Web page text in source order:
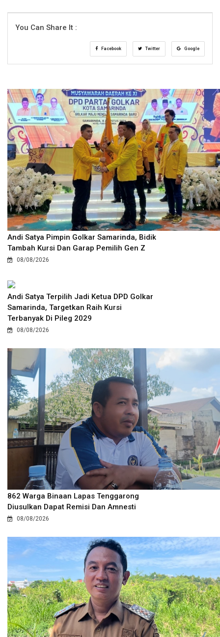
You Can Share It :
Facebook Twitter Google
Andi Satya Pimpin Golkar Samarinda, Bidik
Tambah Kursi Dan Garap Pemilih Gen Z
08/08/2026
Andi Satya Terpilih Jadi Ketua DPD Golkar
Samarinda, Targetkan Raih Kursi
Terbanyak Di Pileg 2029
08/08/2026
862 Warga Binaan Lapas Tenggarong
Diusulkan Dapat Remisi Dan Amnesti
08/08/2026